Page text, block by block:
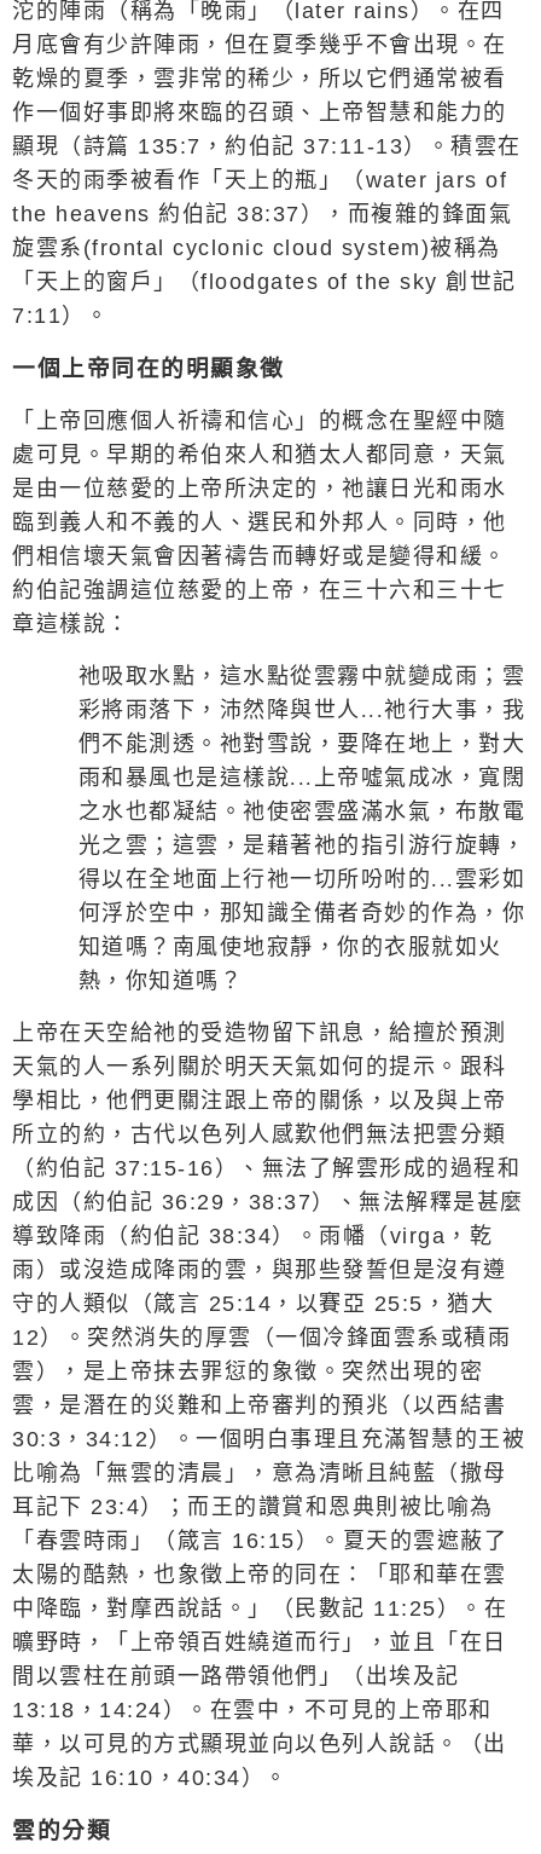
沱的陣雨（稱為「晚雨」（ later rains ）。在四
月底會有少許陣雨，但在夏季幾乎不會出現。在
乾燥的夏季，雲非常的稀少，所以它們通常被看
作一個好事即將來臨的召頭、上帝智慧和能力的
顯現（詩篇 135:7 ，約伯記 37:11-13）。積雲在
冬天的雨季被看作「天上的瓶」（ water jars of
the heavens 約伯記 38:37 ），而複雜的鋒面氣
旋雲系 (frontal cyclonic cloud system)被稱為
「天上的窗戶」（floodgates of the sky 創世記
7:11）。
一個上帝同在的明顯象徵
「上帝回應個人祈禱和信心」的概念在聖經中隨
處可見。早期的希伯來人和猶太人都同意，天氣
是由一位慈愛的上帝所決定的，祂讓日光和雨水
臨到義人和不義的人、選民和外邦人。同時，他
們相信壞天氣會因著禱告而轉好或是變得和緩。
約伯記強調這位慈愛的上帝，在三十六和三十七
章這樣說：
祂吸取水點，這水點從雲霧中就變成雨；雲
彩將雨落下，沛然降與世人 ...祂行大事，我
們不能測透。祂對雪說，要降在地上，對大
雨和暴風也是這樣說... 上帝噓氣成冰，寬闊
之水也都凝結。祂使密雲盛滿水氣，布散電
光之雲；這雲，是藉著祂的指引游行旋轉，
得以在全地面上行祂一切所吩咐的... 雲彩如
何浮於空中，那知識全備者奇妙的作為，你
知道嗎？南風使地寂靜，你的衣服就如火
熱，你知道嗎？
上帝在天空給祂的受造物留下訊息，給擅於預測
天氣的人一系列關於明天天氣如何的提示。跟科
學相比，他們更關注跟上帝的關係，以及與上帝
所立的約，古代以色列人感歎他們無法把雲分類
（約伯記 37:15-16 ）、無法了解雲形成的過程和
成因（約伯記 36:29 ， 38:37 ）、無法解釋是甚麼
導致降雨（約伯記 38:34）。雨幡（ virga ，乾
雨）或沒造成降雨的雲，與那些發誓但是沒有遵
守的人類似（箴言 25:14 ，以賽亞 25:5 ，猶大
12 ）。突然消失的厚雲（一個冷鋒面雲系或積雨
雲），是上帝抹去罪愆的象徵。突然出現的密
雲，是潛在的災難和上帝審判的預兆（以西結書
30:3 ， 34:12 ）。一個明白事理且充滿智慧的王被
比喻為「無雲的清晨」，意為清晰且純藍（撒母
耳記下 23:4）；而王的讚賞和恩典則被比喻為
「春雲時雨」（箴言 16:15 ）。夏天的雲遮蔽了
太陽的酷熱，也象徵上帝的同在：「 耶和華在雲
中降臨，對摩西說話 。」（民數記 11:25 ）。在
曠野時，「 上帝領百姓繞道而行 」，並且「 在日
間以雲柱在前頭一路帶領他們 」（出埃及記
13:18 ， 14:24 ）。在雲中，不可見的上帝耶和
華，以可見的方式顯現並向以色列人說話。（出
埃及記 16:10 ， 40:34 ）。
雲的分類